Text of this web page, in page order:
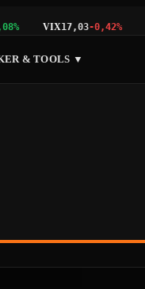
VIX17,03-0,42%
& TOOLS ▼